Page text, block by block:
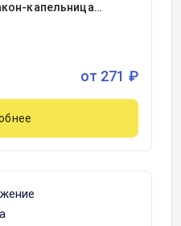
капельница
1
от 271 ₽